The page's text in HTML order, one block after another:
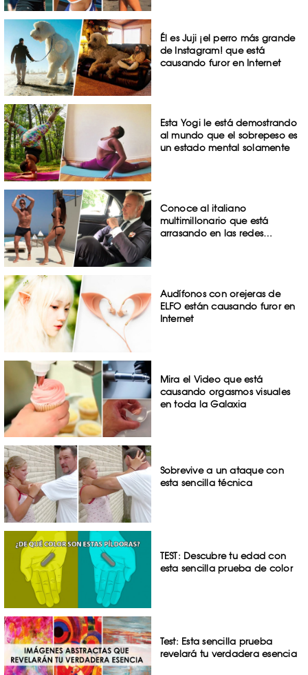
Él es Juji ¡el perro más grande
de Instagram! que está
causando furor en Internet
Esta Yogi le está demostrando
al mundo que el sobrepeso es
un estado mental solamente
Conoce al italiano
multimillonario que está
arrasando en las redes…
Audífonos con orejeras de
ELFO están causando furor en
Internet
Mira el Video que está
causando orgasmos visuales
en toda la Galaxia
Sobrevive a un ataque con
esta sencilla técnica
TEST: Descubre tu edad con
esta sencilla prueba de color
Test: Esta sencilla prueba
revelará tu verdadera esencia